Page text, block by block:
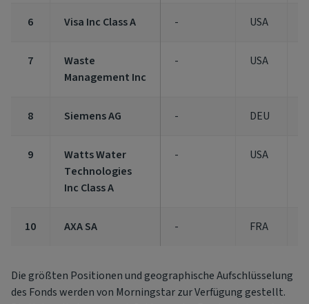
6 Visa Inc Class A - USA
7
Waste
Management Inc
- USA
8 Siemens AG - DEU
9
Watts Water
Technologies
Inc Class A
- USA
10 AXA SA - FRA
Die größten Positionen und geographische Aufschlüsselung
des Fonds werden von Morningstar zur Verfügung gestellt.